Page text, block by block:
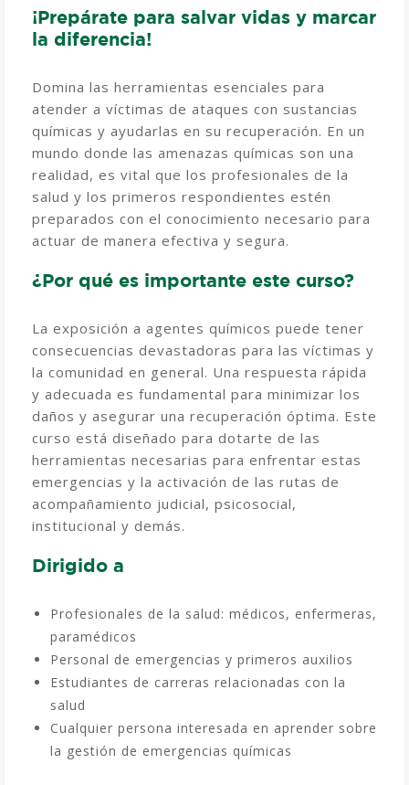
¡Prepárate para salvar vidas y marcar
la diferencia!
Domina las herramientas esenciales para
atender a víctimas de ataques con sustancias
químicas y ayudarlas en su recuperación. En un
mundo donde las amenazas químicas son una
realidad, es vital que los profesionales de la
salud y los primeros respondientes estén
preparados con el conocimiento necesario para
actuar de manera efectiva y segura.
¿Por qué es importante este curso?
La exposición a agentes químicos puede tener
consecuencias devastadoras para las víctimas y
la comunidad en general. Una respuesta rápida
y adecuada es fundamental para minimizar los
daños y asegurar una recuperación óptima. Este
curso está diseñado para dotarte de las
herramientas necesarias para enfrentar estas
emergencias y la activación de las rutas de
acompañamiento judicial, psicosocial,
institucional y demás.
Dirigido a
Profesionales de la salud: médicos, enfermeras,
paramédicos
Personal de emergencias y primeros auxilios
Estudiantes de carreras relacionadas con la
salud
Cualquier persona interesada en aprender sobre
la gestión de emergencias químicas